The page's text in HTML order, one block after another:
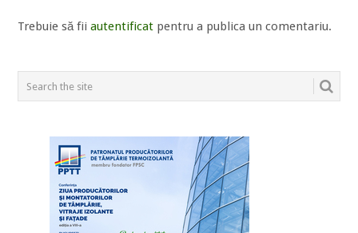
Trebuie să fiiautentificat pentru a publica un comentariu.